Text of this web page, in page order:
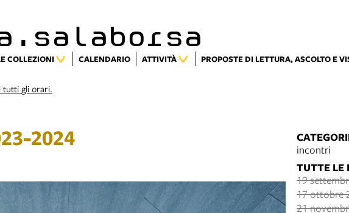
COLLEZIONI CALENDARIO ATTIVITÀ PROPOSTE DI LETTURA, ASCOLTO E
tutti gli orari.
2024
incontri
TUTTE LE
19
17 ottobre
21